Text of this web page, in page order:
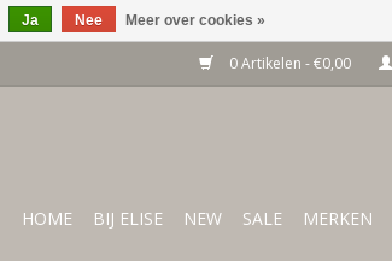
0 Artikelen - €0,00
HOME BIJ ELISE NEW SALE MERKEN
Ja Nee Meer over cookies »